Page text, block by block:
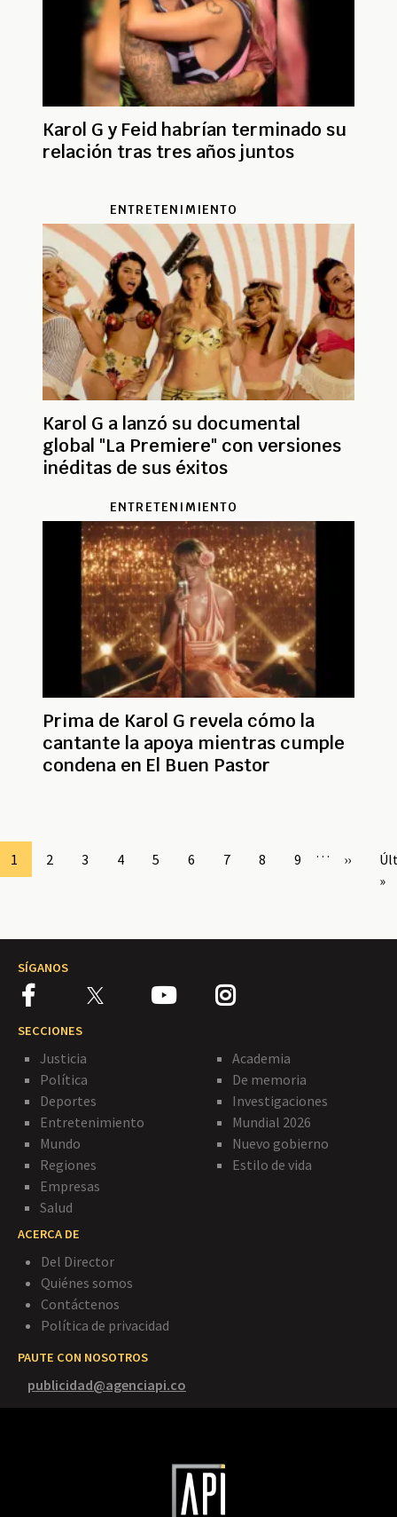
Karol G y Feid habrían terminado su
relación tras tres años juntos
ENTRETENIMIENTO
Karol G a lanzó su documental
global "La Premiere" con versiones
inéditas de sus éxitos
ENTRETENIMIENTO
Prima de Karol G revela cómo la
cantante la apoya mientras cumple
condena en El Buen Pastor
Page
1 Page
2 Page
3 Page
4 Page
5 Page
6 Page
7 Page
8 Page
9 …
página
››
»
SÍGANOS
SECCIONES
Justicia
Política
Deportes
Entretenimiento
Mundo
Regiones
Empresas
Salud
Academia
De memoria
Investigaciones
Mundial 2026
Nuevo gobierno
Estilo de vida
ACERCA DE
Del Director
Quiénes somos
Contáctenos
Política de privacidad
PAUTE CON NOSOTROS
publicidad@agenciapi.co